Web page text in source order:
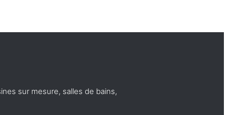
sur mesure, salles de bains,